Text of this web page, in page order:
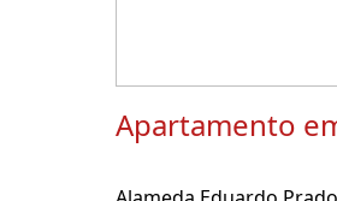
Apartamento